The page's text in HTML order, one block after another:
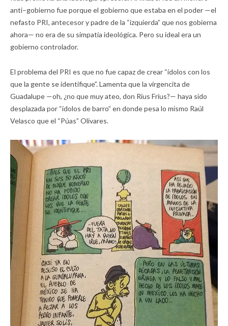
anti–gobierno fue porque el gobierno que estaba en el poder —el
nefasto PRI, antecesor y padre de la “izquierda” que nos gobierna
ahora— no era de su simpatía ideológica. Pero su ideal era un
gobierno controlador.
El problema del PRI es que no fue capaz de crear “ídolos con los
que la gente se identifique”. Lamenta que la virgencita de
Guadalupe —oh, ¿no que muy ateo, don Rius Frius?— haya sido
desplazada por “ídolos de barro” en donde pesa lo mismo Raúl
Velasco que el “Púas” Olivares.